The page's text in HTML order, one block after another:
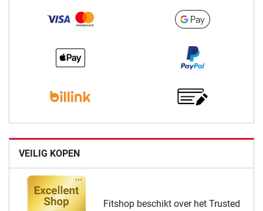
VEILIG KOPEN
Fitshop beschikt over het Trusted